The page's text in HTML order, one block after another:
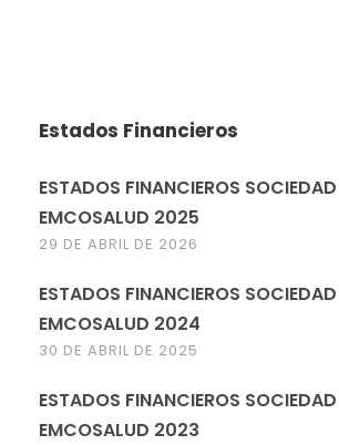
Estados Financieros
ESTADOS FINANCIEROS
EMCOSALUD 2025
29 DE ABRIL DE 2026
ESTADOS FINANCIEROS
EMCOSALUD 2024
30 DE ABRIL DE 2025
ESTADOS FINANCIEROS
EMCOSALUD 2023